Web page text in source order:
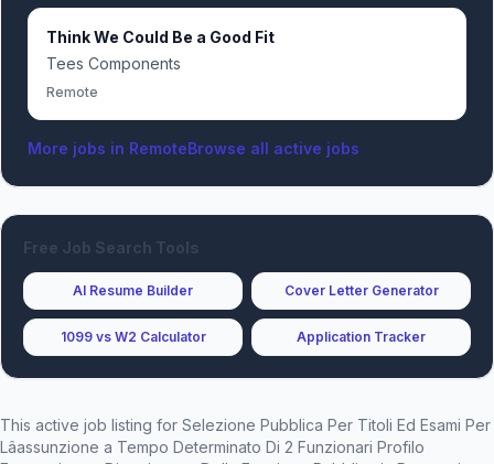
Think We Could Be a Good Fit
Tees Components
Remote
More jobs in RemoteBrowse all active jobs
Free Job Search Tools
AI Resume Builder Cover Letter Generator
1099 vs W2 Calculator Application Tracker
This active job listing for Selezione Pubblica Per Titoli Ed Esami Per
Lâassunzione a Tempo Determinato Di 2 Funzionari Profilo